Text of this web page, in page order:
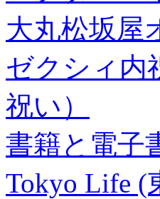
大丸松坂屋
ゼクシィ内
祝い）
書籍と電子
Tokyo Life (